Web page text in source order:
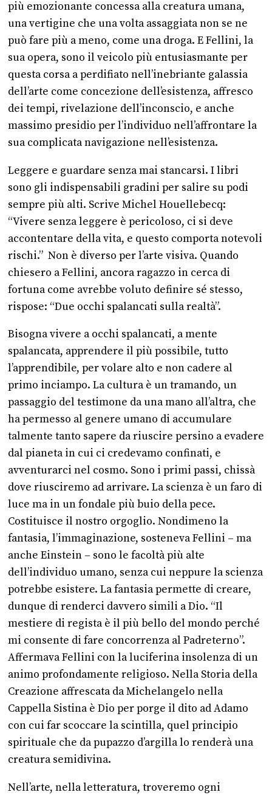
più emozionante concessa alla creatura umana,
una vertigine che una volta assaggiata non se ne
può fare più a meno, come una droga. E Fellini, la
sua opera, sono il veicolo più entusiasmante per
questa corsa a perdifiato nell’inebriante galassia
dell’arte come concezione dell’esistenza, affresco
dei tempi, rivelazione dell’inconscio, e anche
massimo presidio per l’individuo nell’affrontare la
sua complicata navigazione nell’esistenza.
Leggere e guardare senza mai stancarsi. I libri
sono gli indispensabili gradini per salire su podi
sempre più alti. Scrive Michel Houellebecq:
“Vivere senza leggere è pericoloso, ci si deve
accontentare della vita, e questo comporta notevoli
rischi.” Non è diverso per l’arte visiva. Quando
chiesero a Fellini, ancora ragazzo in cerca di
fortuna come avrebbe voluto definire sé stesso,
rispose: “Due occhi spalancati sulla realtà”.
Bisogna vivere a occhi spalancati, a mente
spalancata, apprendere il più possibile, tutto
l’apprendibile, per volare alto e non cadere al
primo inciampo. La cultura è un tramando, un
passaggio del testimone da una mano all’altra, che
ha permesso al genere umano di accumulare
talmente tanto sapere da riuscire persino a evadere
dal pianeta in cui ci credevamo confinati, e
avventurarci nel cosmo. Sono i primi passi, chissà
dove riusciremo ad arrivare. La scienza è un faro di
luce ma in un fondale più buio della pece.
Costituisce il nostro orgoglio. Nondimeno la
fantasia, l’immaginazione, sosteneva Fellini – ma
anche Einstein – sono le facoltà più alte
dell’individuo umano, senza cui neppure la scienza
potrebbe esistere. La fantasia permette di creare,
dunque di renderci davvero simili a Dio. “Il
mestiere di regista è il più bello del mondo perché
mi consente di fare concorrenza al Padreterno”.
Affermava Fellini con la luciferina insolenza di un
animo profondamente religioso. Nella Storia della
Creazione affrescata da Michelangelo nella
Cappella Sistina è Dio per porge il dito ad Adamo
con cui far scoccare la scintilla, quel principio
spirituale che da pupazzo d’argilla lo renderà una
creatura semidivina.
Nell’arte, nella letteratura, troveremo ogni